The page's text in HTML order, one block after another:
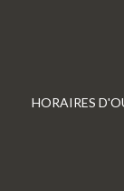
HORAIRES